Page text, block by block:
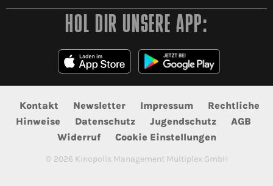
HOL DIR UNSERE APP:
Kontakt Newsletter Impressum
Rechtliche
Hinweise
Datenschutz Jugendschutz
AGB
Widerruf
Cookie Einstellungen
© 2026 Kinopolis Management Multiplex GmbH